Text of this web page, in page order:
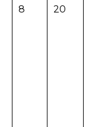
8 20